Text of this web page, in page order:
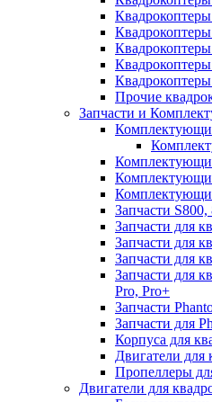
Прочие
Запчасти и
Запчасти
Запчасти для
Запчасти для
Запчасти для
Запчасти для
Pro, Pro+
Запчасти
Запчасти для
Корпуса для
Двигатели для
Пропеллеры
Двигатели для